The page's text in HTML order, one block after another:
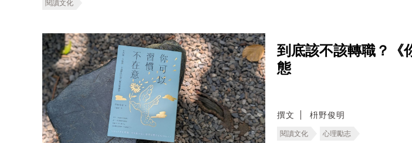
閱讀文化
到底該不該轉職？《
態
撰文 枡野俊明
閱讀文化 心理勵志